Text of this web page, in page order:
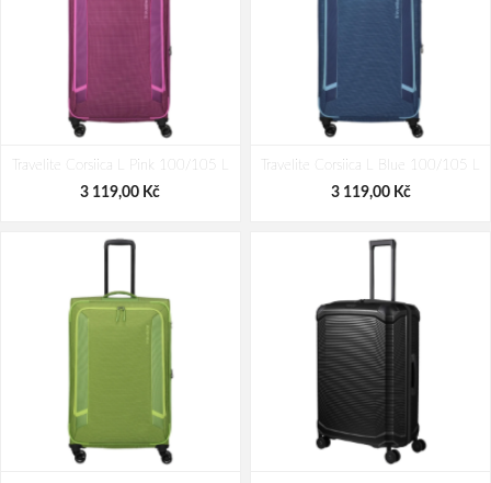
Travelite Corsiica L Pink 100/105 L
3 119,00 Kč
Travelite Corsiica L Blue 100/105 L
3 119,00 Kč